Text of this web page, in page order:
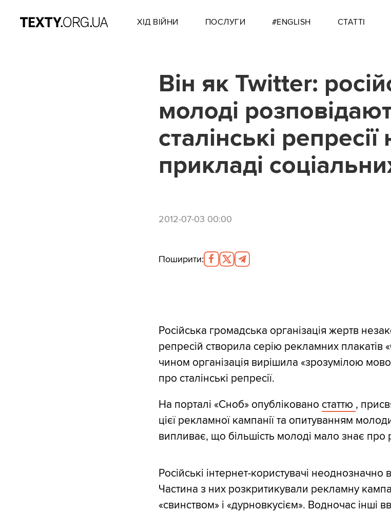
ХІД ВІЙНИ ПОСЛУГИ #ENGLISH СТАТТІ
Він як Twitter:
молоді
сталінські репресії
прикладі
2012-07-03 00:00
Поширити:
Російська громадська організація жертв
репресій створила серію рекламних плакатів
чином організація вирішила «зрозумілою
про сталінські репресії.
На порталі «Сноб» опубліковано статтю ,
цієї рекламної кампанії та опитуванням
випливає, що більшість молоді мало знає про
Російські інтернет-користувачі неоднозначно
Частина з них розкритикували рекламну
«свинством» і «дурновкусієм». Водночас інші